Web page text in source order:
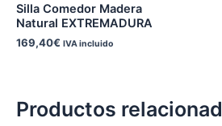
Silla Comedor Madera
Natural EXTREMADURA
169,40€ IVA incluido
Productos